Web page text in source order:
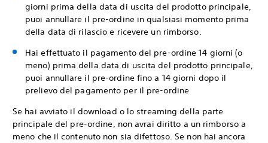
giorni prima della data di uscita del prodotto principale,
puoi annullare il pre-ordine in qualsiasi momento prima
della data di rilascio e ricevere un rimborso.
Hai effettuato il pagamento del pre-ordine 14 giorni (o
meno) prima della data di uscita del prodotto principale,
puoi annullare il pre-ordine fino a 14 giorni dopo il
prelievo del pagamento per il pre-ordine
Se hai avviato il download o lo streaming della parte
principale del pre-ordine, non avrai diritto a un rimborso a
meno che il contenuto non sia difettoso. Se non hai ancora